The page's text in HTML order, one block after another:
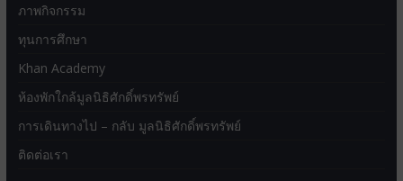
ภาพกิจกรรม
ทุนการศึกษา
Khan Academy
ห้องพักใกล้มูลนิธิศักดิ์พรทรัพย์
การเดินทางไป – กลับ มูลนิธิศักดิ์พรทรัพย์
ติดต่อเรา